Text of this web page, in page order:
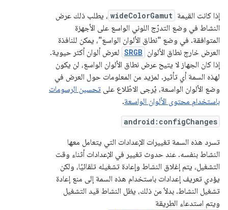
إذا كانت القيمة wideColorGamut ، يطلب ذلك عرض
النشاط في وضع التدرّج اللوني الواسع على الأجهزة
المتوافقة. في وضع "نطاق الألوان الواسع"، يمكن للنافذة
العرض خارج نطاق الألوان SRGB لعرض ألوان أكثر حيوية.
إذا كان الجهاز لا يتيح عرض نطاق الألوان الواسع، لن يكون
لهذه السمة أي تأثير. لمزيد من المعلومات حول العرض في
وضع الألوان الواسعة، يُرجى الاطّلاع على تحسين الرسومات
باستخدام محتوى الألوان الواسعة.
android:configChanges
تسرد هذه السمة تغييرات الإعدادات التي يتعامل معها
النشاط بنفسه. عند حدوث تغيير في الإعدادات أثناء وقت
التشغيل، يتم إغلاق النشاط وإعادة تشغيله تلقائيًا، ولكن
يؤدي تعريف إعدادات باستخدام هذه السمة إلى منع إعادة
تشغيل النشاط. بدلاً من ذلك، يظل النشاط قيد التشغيل
ويتم استدعاء الطريقة